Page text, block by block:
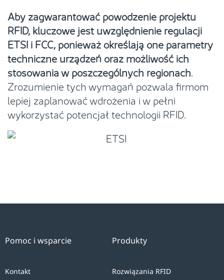
Aby zagwarantować powodzenie projektu
RFID, kluczowe jest uwzględnienie regulacji
ETSI i FCC, ponieważ określają one parametry
techniczne urządzeń oraz możliwość ich
stosowania w poszczególnych regionach.
Zrozumienie tych wymagań pozwala firmom
lepiej zaplanować wdrożenia i w pełni
wykorzystać potencjał technologii RFID.
Produkty
Rozwiązania RFID
Pomoc i wsparcie
Kontakt